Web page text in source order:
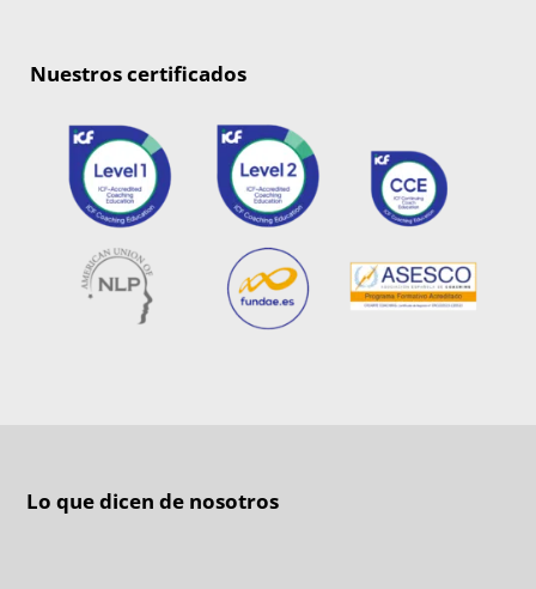
Nuestros certificados
Lo que dicen de nosotros